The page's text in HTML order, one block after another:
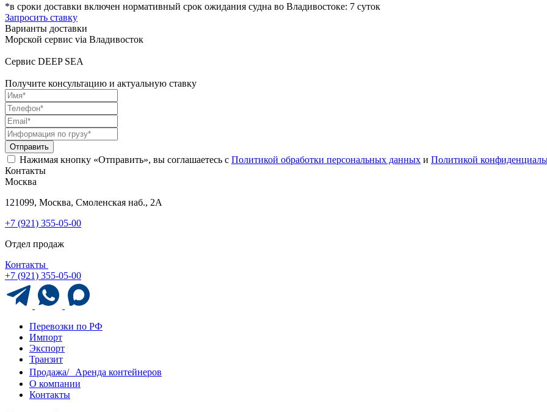
*в сроки доставки включен нормативный срок ожидания судна во Владивостоке: 7 суток
Запросить ставку
Варианты доставки
Морской сервис via Владивосток
Cервис DEEP SEA
Получите консультацию и актуальную ставку
Отправить
Нажимая кнопку «Отправить», вы соглашаетесь с Политикой обработки персональных данных и Политикой
Контакты
Москва
121099, Москва, Смоленская наб., 2А
+7 (921) 355-05-00
Отдел продаж
Контакты
+7 (921) 355-05-00
Перевозки по РФ
Импорт
Экспорт
Транзит
Продажа/ Аренда контейнеров
О компании
Контакты